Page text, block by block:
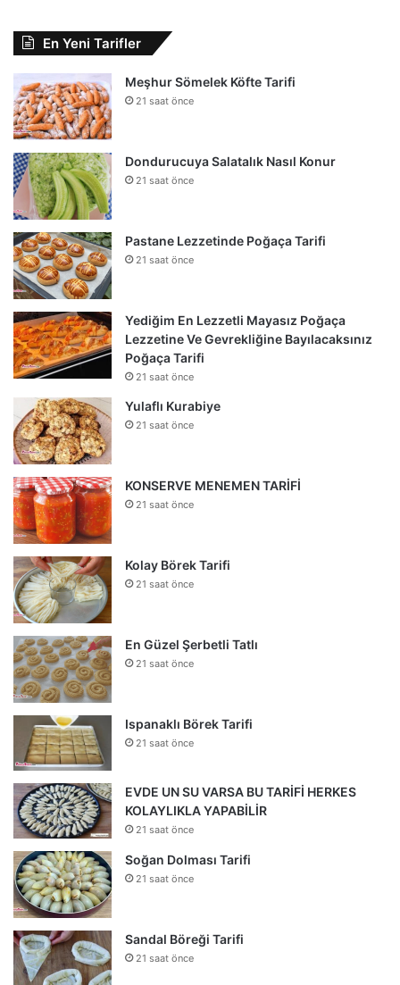
En Yeni Tarifler
Meşhur Sömelek Köfte Tarifi
21 saat önce
Dondurucuya Salatalık Nasıl Konur
21 saat önce
Pastane Lezzetinde Poğaça Tarifi
21 saat önce
Yediğim En Lezzetli Mayasız Poğaça
Lezzetine Ve Gevrekliğine Bayılacaksınız
Poğaça Tarifi
21 saat önce
Yulaflı Kurabiye
21 saat önce
KONSERVE MENEMEN TARİFİ
21 saat önce
Kolay Börek Tarifi
21 saat önce
En Güzel Şerbetli Tatlı
21 saat önce
Ispanaklı Börek Tarifi
21 saat önce
EVDE UN SU VARSA BU TARİFİ HERKES
KOLAYLIKLA YAPABİLİR
21 saat önce
Soğan Dolması Tarifi
21 saat önce
Sandal Böreği Tarifi
21 saat önce